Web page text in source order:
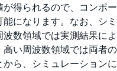
得られるので、コンポー
になります。なお、シミ
数領域では実測結果によ
い周波数領域では両者の
ら、シミュレーションに